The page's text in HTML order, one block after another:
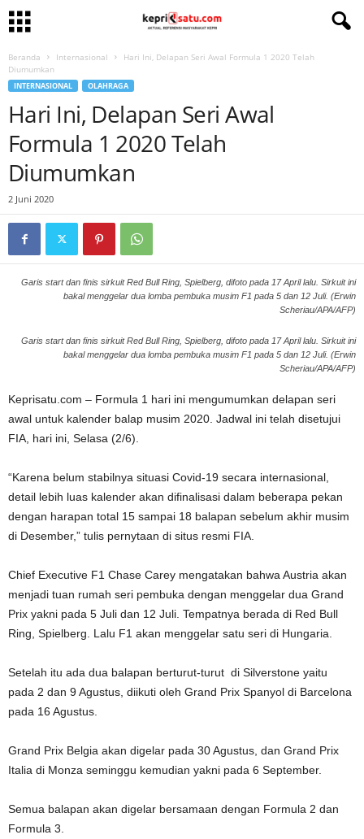
Beranda Internasional
Hari Ini, Delapan Seri Awal Formula 1 2020 Telah
Diumumkan
INTERNASIONAL OLAHRAGA
Hari Ini, Delapan Seri Awal
Formula 1 2020 Telah
Diumumkan
2 Juni 2020
Garis start dan finis sirkuit Red Bull Ring, Spielberg, difoto pada 17 April lalu. Sirkuit ini
bakal menggelar dua lomba pembuka musim F1 pada 5 dan 12 Juli. (Erwin
Scheriau/APA/AFP)
Garis start dan finis sirkuit Red Bull Ring, Spielberg, difoto pada 17 April lalu. Sirkuit ini
bakal menggelar dua lomba pembuka musim F1 pada 5 dan 12 Juli. (Erwin
Scheriau/APA/AFP)
Keprisatu.com – Formula 1 hari ini mengumumkan delapan seri
awal untuk kalender balap musim 2020. Jadwal ini telah disetujui
FIA, hari ini, Selasa (2/6).
“Karena belum stabilnya situasi Covid-19 secara internasional,
detail lebih luas kalender akan difinalisasi dalam beberapa pekan
dengan harapan total 15 sampai 18 balapan sebelum akhir musim
di Desember,” tulis pernytaan di situs resmi FIA.
Chief Executive F1 Chase Carey mengatakan bahwa Austria akan
menjadi tuan rumah seri pembuka dengan menggelar dua Grand
Prix yakni pada 5 Juli dan 12 Juli. Tempatnya berada di Red Bull
Ring, Spielberg. Lalu F1 akan menggelar satu seri di Hungaria.
Setelah itu ada dua balapan berturut-turut di Silverstone yaitu
pada 2 dan 9 Agustus, diikuti oleh Grand Prix Spanyol di Barcelona
pada 16 Agustus.
Grand Prix Belgia akan digelar pada 30 Agustus, dan Grand Prix
Italia di Monza seminggu kemudian yakni pada 6 September.
Semua balapan akan digelar bersamaan dengan Formula 2 dan
Formula 3.